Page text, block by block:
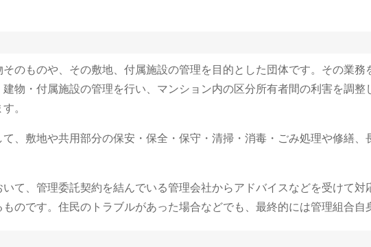
のものや、その敷地、付属施設の管理を目的とした団体です。その業
物・付属施設の管理を行い、マンション内の区分所有者間の利害を調
。
、敷地や共用部分の保安・保全・保守・清掃・消毒・ごみ処理や修繕
て、管理委託契約を結んでいる管理会社からアドバイスなどを受けて
のです。住民のトラブルがあった場合などでも、最終的には管理組合自